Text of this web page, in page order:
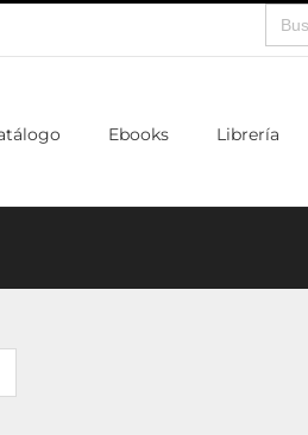
Buscar:
Ebooks Librería